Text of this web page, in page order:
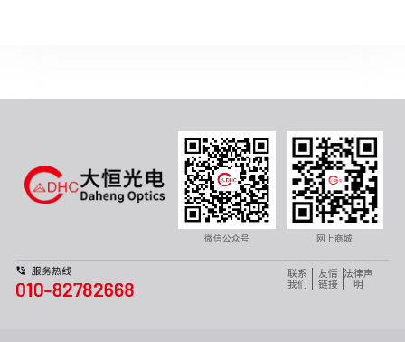
微信公众号 网上商城
联系
我们
友情
链接
法律声
明